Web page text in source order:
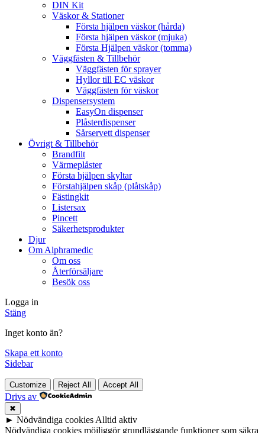
DIN Kit
Väskor & Stationer
Första hjälpen väskor (hårda)
Första hjälpen väskor (mjuka)
Första Hjälpen väskor (tomma)
Väggfästen & Tillbehör
Väggfästen för sprayer
Hyllor till EC väskor
Väggfästen för väskor
Dispensersystem
EasyOn dispenser
Plåsterdispenser
Sårservett dispenser
Övrigt & Tillbehör
Brandfilt
Värmeplåster
Första hjälpen skyltar
Förstahjälpen skåp (plåtskåp)
Fästingkit
Listersax
Pincett
Säkerhetsprodukter
Djur
Om Alphramedic
Om oss
Återförsäljare
Besök oss
Logga in
Stäng
Inget konto än?
Skapa ett konto
Sidebar
Customize Reject All Accept All
Drivs av
✖
► Nödvändiga cookies Alltid aktiv
Nödvändiga cookies möjliggör grundläggande funktioner som säkra